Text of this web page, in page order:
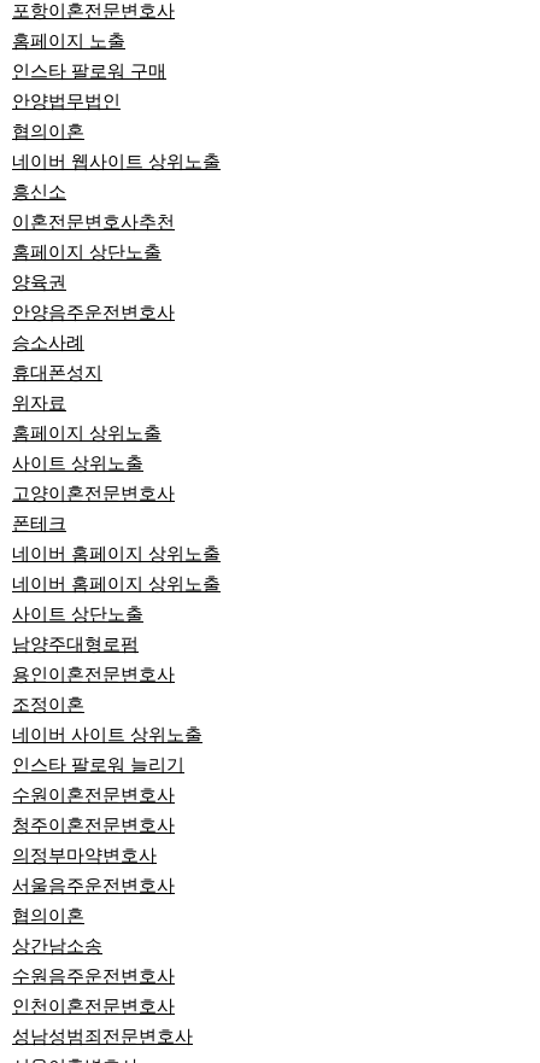
포항이혼전문변호사
홈페이지 노출
인스타 팔로워 구매
안양법무법인
협의이혼
네이버 웹사이트 상위노출
흥신소
이혼전문변호사추천
홈페이지 상단노출
양육권
안양음주운전변호사
승소사례
휴대폰성지
위자료
홈페이지 상위노출
사이트 상위노출
고양이혼전문변호사
폰테크
네이버 홈페이지 상위노출
네이버 홈페이지 상위노출
사이트 상단노출
남양주대형로펌
용인이혼전문변호사
조정이혼
네이버 사이트 상위노출
인스타 팔로워 늘리기
수원이혼전문변호사
청주이혼전문변호사
의정부마약변호사
서울음주운전변호사
협의이혼
상간남소송
수원음주운전변호사
인천이혼전문변호사
성남성범죄전문변호사